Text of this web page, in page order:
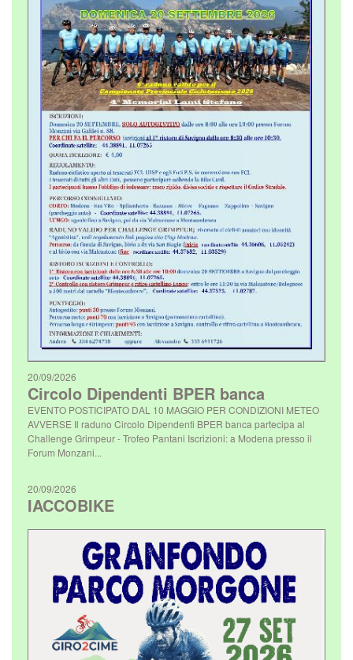
20/09/2026
Circolo Dipendenti BPER banca
EVENTO POSTICIPATO DAL 10 MAGGIO PER CONDIZIONI METEO
AVVERSE Il raduno Circolo Dipendenti BPER banca partecipa al
Challenge Grimpeur - Trofeo Pantani Iscrizioni: a Modena presso il
Forum Monzani...
20/09/2026
IACCOBIKE